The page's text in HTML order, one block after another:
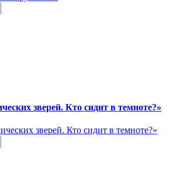
зверей. Кто сидит в темноте?»